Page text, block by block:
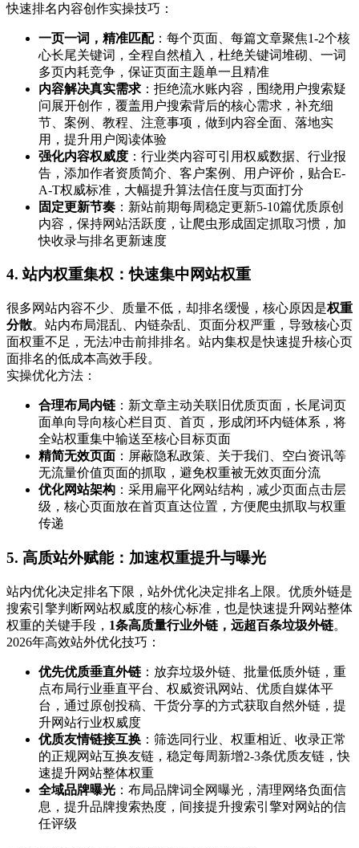
快速排名内容创作实操技巧：
一页一词，精准匹配：每个页面、每篇文章聚焦1-2个核
心长尾关键词，全程自然植入，杜绝关键词堆砌、一词
多页内耗竞争，保证页面主题单一且精准
内容解决真实需求 ：拒绝流水账内容，围绕用户搜索疑
问展开创作，覆盖用户搜索背后的核心需求，补充细
节、案例、教程、注意事项，做到内容全面、落地实
用，提升用户阅读体验
强化内容权威度 ：行业类内容可引用权威数据、行业报
告，添加作者资质简介、客户案例、用户评价，贴合E-
A-T权威标准，大幅提升算法信任度与页面打分
固定更新节奏 ：新站前期每周稳定更新5-10篇优质原创
内容，保持网站活跃度，让爬虫形成固定抓取习惯，加
快收录与排名更新速度
4. 站内权重集权：快速集中网站权重
很多网站内容不少、质量不低，却排名缓慢，核心原因是权重
分散。站内布局混乱、内链杂乱、页面分权严重，导致核心页
面权重不足，无法冲击前排排名。站内集权是快速提升核心页
面排名的低成本高效手段。
实操优化方法：
合理布局内链 ：新文章主动关联旧优质页面，长尾词页
面单向导向核心栏目页、首页，形成闭环内链体系，将
全站权重集中输送至核心目标页面
精简无效页面 ：屏蔽隐私政策、关于我们、空白资讯等
无流量价值页面的抓取，避免权重被无效页面分流
优化网站架构 ：采用扁平化网站结构，减少页面点击层
级，核心页面放在首页直达位置，方便爬虫抓取与权重
传递
5. 高质站外赋能：加速权重提升与曝光
站内优化决定排名下限，站外优化决定排名上限。优质外链是
搜索引擎判断网站权威度的核心标准，也是快速提升网站整体
权重的关键手段， 1条高质量行业外链，远超百条垃圾外链。
2026年高效站外优化技巧：
优先优质垂直外链 ：放弃垃圾外链、批量低质外链，重
点布局行业垂直平台、权威资讯网站、优质自媒体平
台，通过原创投稿、干货分享的方式获取自然外链，提
升网站行业权威度
优质友情链接互换 ：筛选同行业、权重相近、收录正常
的正规网站互换友链，稳定每周新增2-3条优质友链，快
速提升网站整体权重
全域品牌曝光 ：布局品牌词全网曝光，清理网络负面信
息，提升品牌搜索热度，间接提升搜索引擎对网站的信
任评级